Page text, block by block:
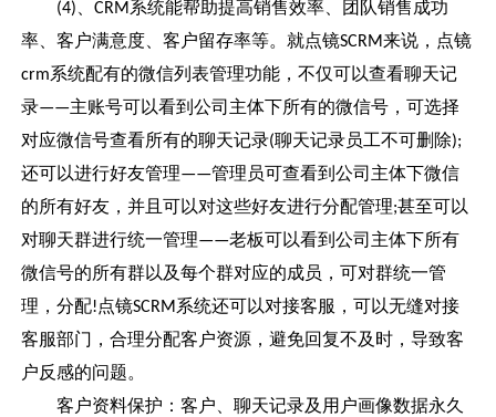
(4)、CRM系统能帮助提高销售效率、团队销售成功
率、客户满意度、客户留存率等。就点镜SCRM来说，点镜
crm系统配有的微信列表管理功能，不仅可以查看聊天记
录——主账号可以看到公司主体下所有的微信号，可选择
对应微信号查看所有的聊天记录(聊天记录员⼯不可删除);
还可以进行好友管理——管理员可查看到公司主体下微信
的所有好友，并且可以对这些好友进行分配管理;甚至可以
对聊天群进行统一管理——老板可以看到公司主体下所有
微信号的所有群以及每个群对应的成员，可对群统一管
理，分配!点镜SCRM系统还可以对接客服，可以无缝对接
客服部门，合理分配客户资源，避免回复不及时，导致客
户反感的问题。
客户资料保护：客户、聊天记录及用户画像数据永久